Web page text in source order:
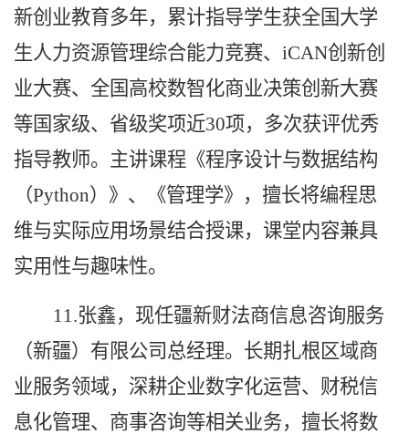
新创业教育多年，累计指导学生获全国大学
生人力资源管理综合能力竞赛、iCAN创新创
业大赛、全国高校数智化商业决策创新大赛
等国家级、省级奖项近30项，多次获评优秀
指导教师。 主讲课程《程序设计与数据结构
（Python）》、《管理学》， 擅长将编程思
维与实际应用场景结合授课，课堂内容兼具
实用性与趣味性。
11.张鑫，现任疆新财法商信息咨询服务
（新疆）有限公司总经理。长期扎根区域商
业服务领域，深耕企业数字化运营、财税信
息化管理、商事咨询等相关业务，擅长将数